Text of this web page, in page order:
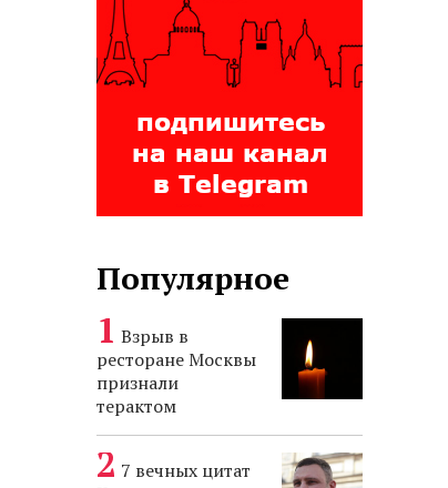
Популярное
Взрыв в
ресторане Москвы
признали
терактом
7 вечных цитат